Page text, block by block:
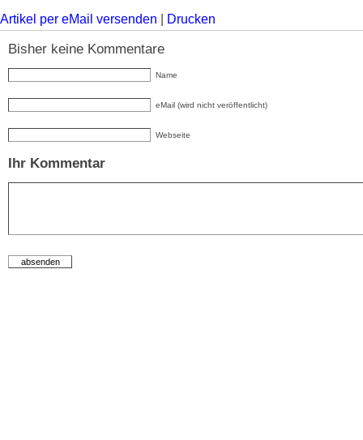
Artikel per eMail versenden Drucken
Bisher keine Kommentare
Name
eMail (wird nicht veröffentlicht)
Webseite
Ihr Kommentar